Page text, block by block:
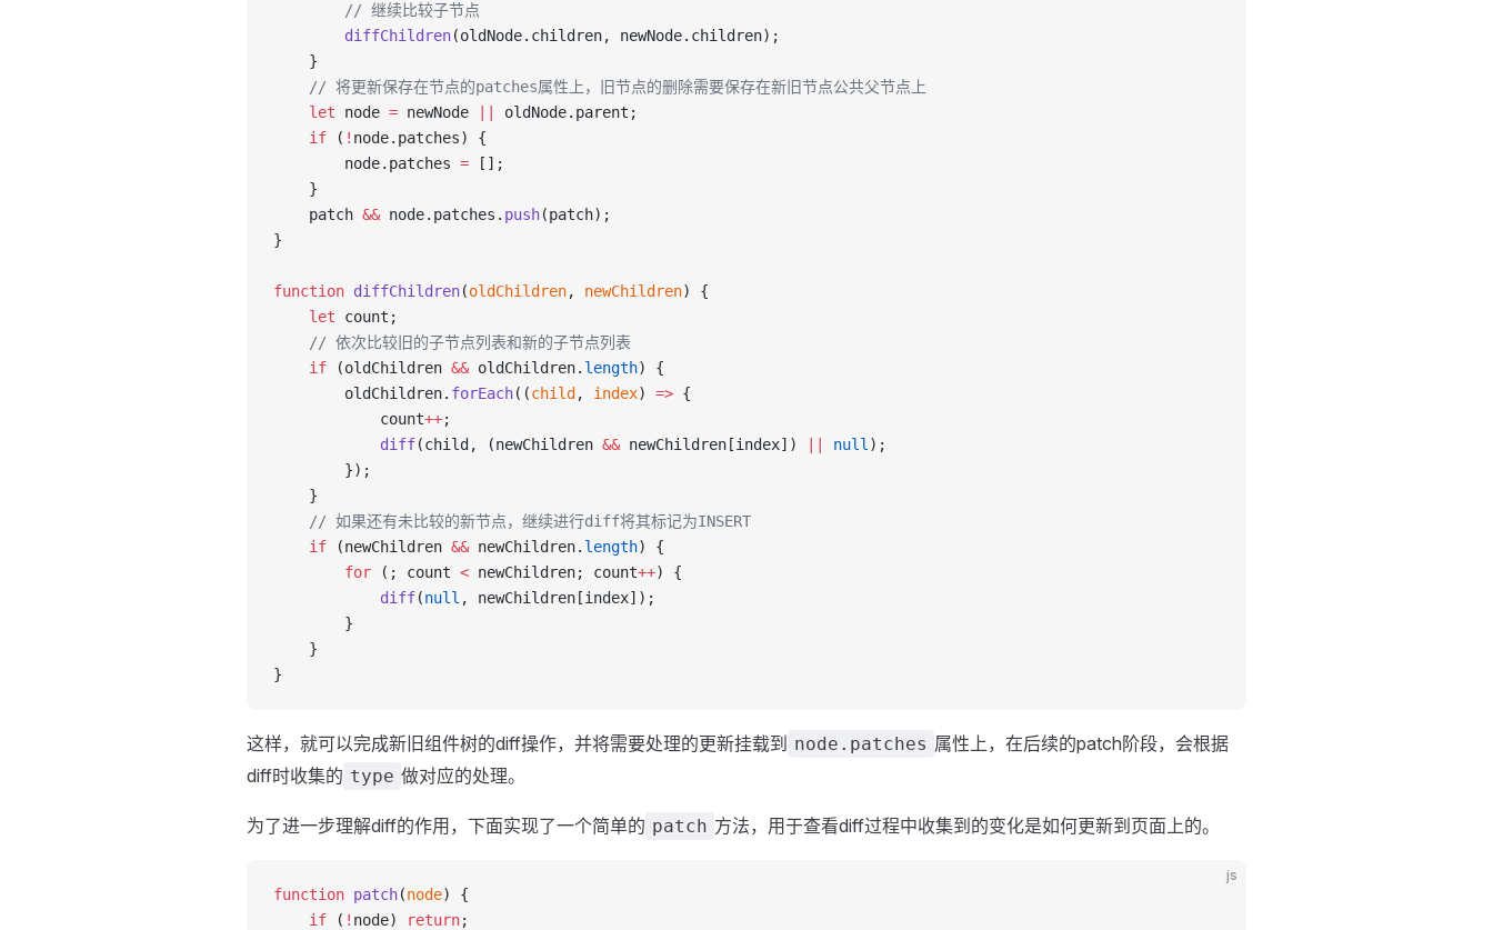
        // 继续比较子节点
        diffChildren
(oldNode.children, newNode.children);
    }
    // 将更新保存在节点的patches属性上，旧节点的删除需要保存在新旧节点公共父节点上
    let
node = newNode
oldNode.parent;
    if
( ! node.patches) {
        node.patches
= [];
    }
    patch
&& node.patches. push(patch);
}
function diffChildren(oldChildren, newChildren) {
    let
count;
    // 依次比较旧的子节点列表和新的子节点列表
    if
(oldChildren && oldChildren. length) {
        oldChildren.
forEach((child , index) => {
            count
++;
            diff
(child, (newChildren && newChildren[index]) null );
        });
    }
    // 如果还有未比较的新节点，继续进行diff将其标记为INSERT
    if
(newChildren && newChildren. length) {
        for
(; count < newChildren; count++) {
            diff
(null , newChildren[index]);
        }
    }
}
这样，就可以完成新旧组件树的diff操作，并将需要处理的更新挂载到 node.patches 属性上，在后续的patch阶段，会根据
diff时收集的 type 做对应的处理。
为了进一步理解diff的作用，下面实现了一个简单的 patch 方法，用于查看diff过程中收集到的变化是如何更新到页面上的。
js
function patch(node) {
    if
( ! node) return;